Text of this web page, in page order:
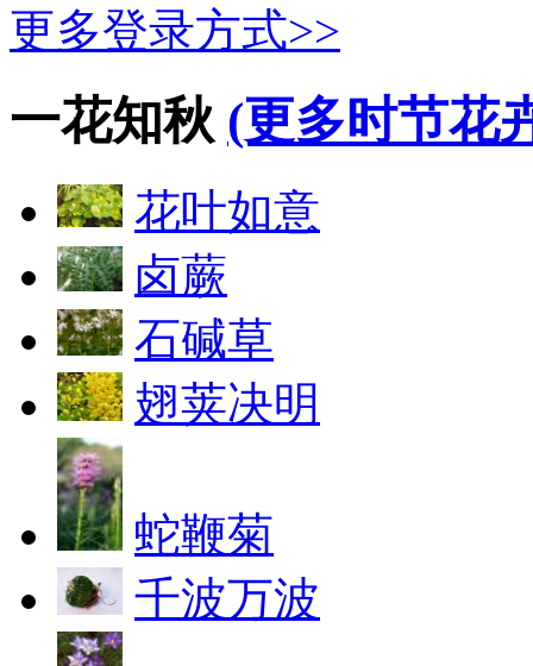
更多登录方式>>
一花知秋 (更多时节花
花叶如意
卤蕨
石碱草
翅荚决明
蛇鞭菊
千波万波